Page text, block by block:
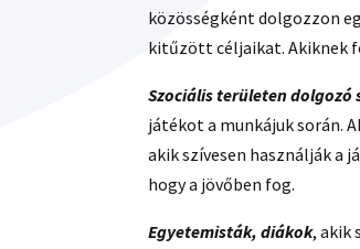
közösségként dolgozzon
kitűzött céljaikat. Akiknek
Szociális területen dolgozó
játékot a munkájuk során.
akik szívesen használják a
hogy a jövőben fog.
Egyetemisták, diákok, akik